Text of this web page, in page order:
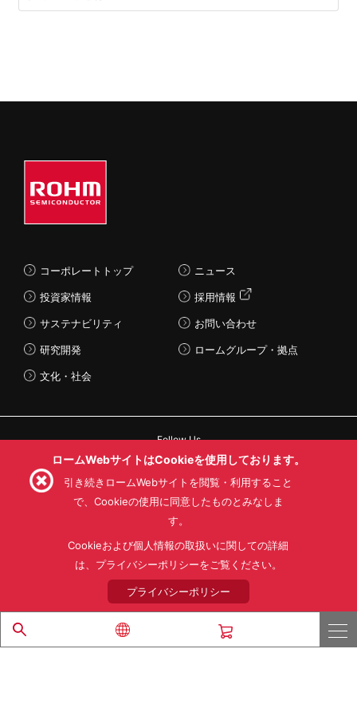
コーポレートトップ
投資家情報
サステナビリティ
研究開発
文化・社会
ニュース
採用情報
お問い合わせ
ロームグループ・拠点
Follow Us
利用目的
プライバシーポリシー
サイトマップ
ローム製品の販売に関する標準契約条件書(PDF)
© 1997 - 2026 ROHM CO., LTD. ALL RIGHTS RESERVED.
ロームWebサイトはCookieを使用しております。
引き続きロームWebサイトを閲覧・利用すること
で、Cookieの使用に同意したものとみなしま
す。
Cookieおよび個人情報の取扱いに関しての詳細
は、プライバシーポリシーをご覧ください。
プライバシーポリシー